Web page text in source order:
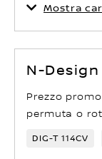
Mostra
N-Design
Prezzo
permuta o
DIG-T 114CV